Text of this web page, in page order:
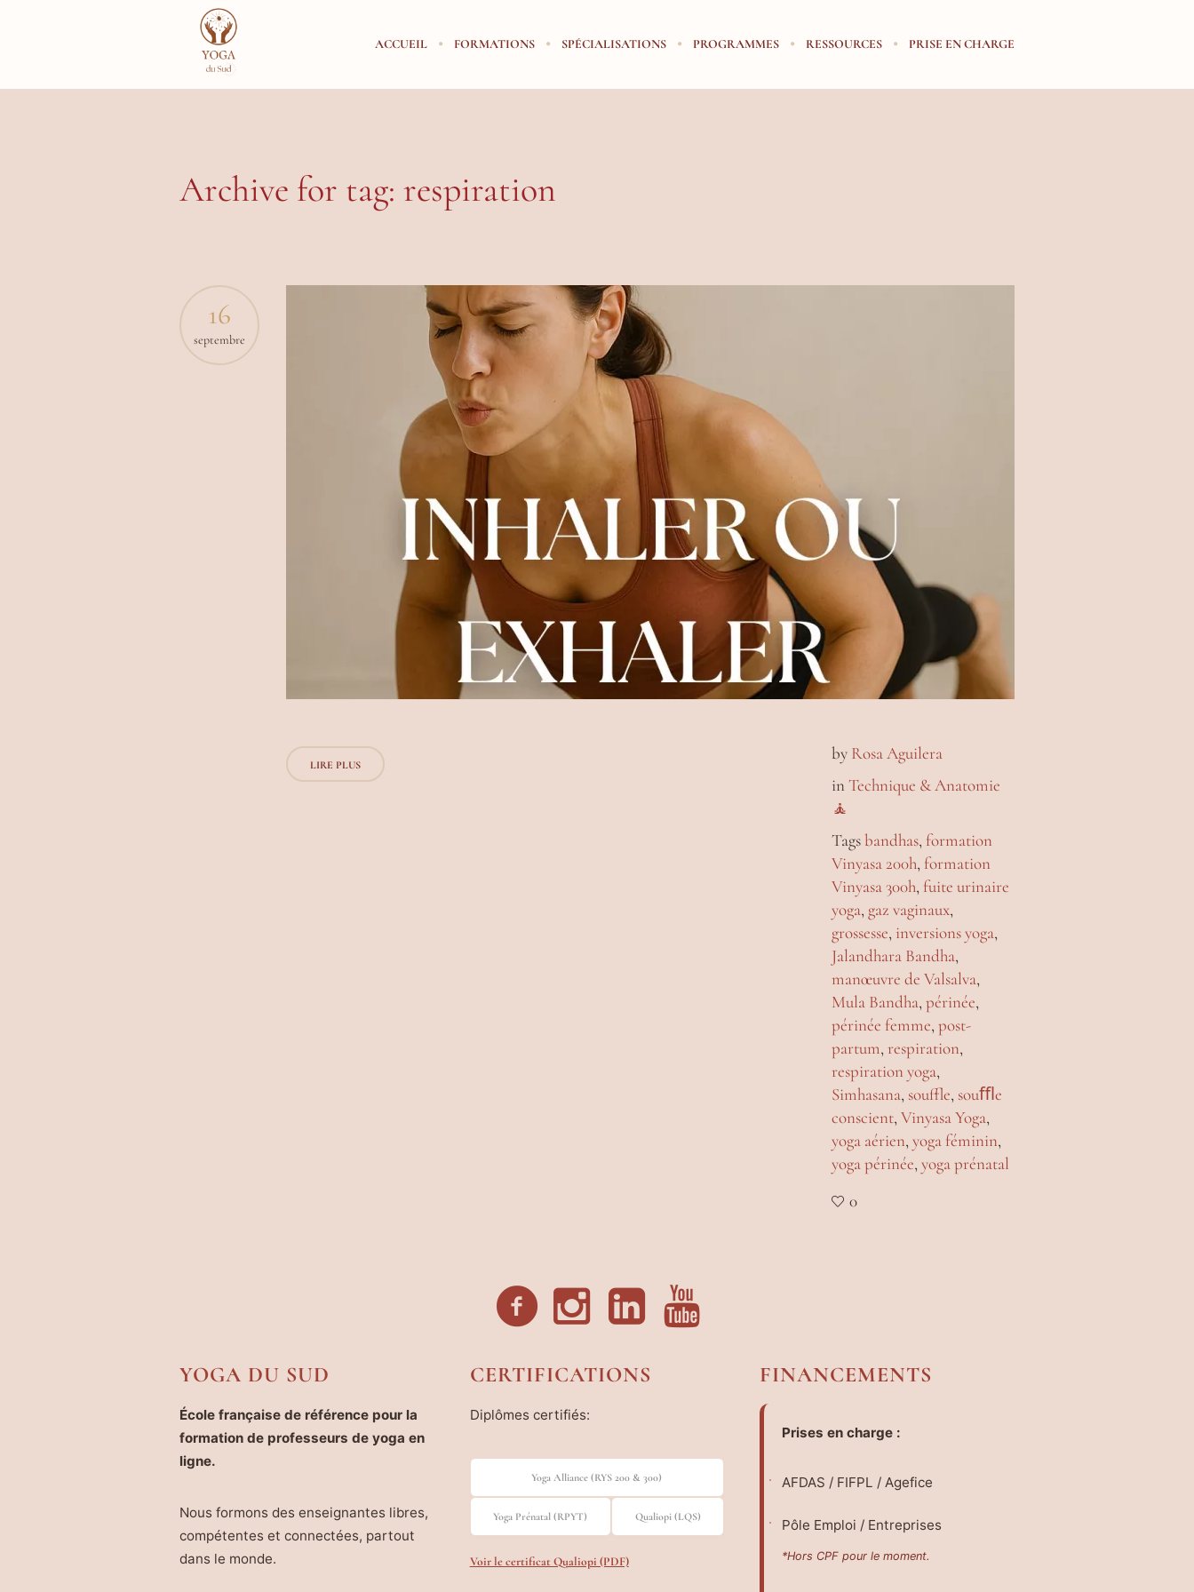
ACCUEIL FORMATIONS SPÉCIALISATIONS PROGRAMMES RESSOURCES PRISE EN CHARGE
Archive for tag: respiration
16
septembre
LIRE PLUS
by Rosa Aguilera
in Technique & Anatomie
🧘
Tagsbandhas, formation
Vinyasa 200h, formation
Vinyasa 300h, fuite urinaire
yoga, gaz vaginaux,
grossesse, inversions yoga,
Jalandhara Bandha,
manœuvre de Valsalva,
Mula Bandha, périnée,
périnée femme, post-
partum, respiration,
respiration yoga,
Simhasana, souffle, souﬄe
conscient, Vinyasa Yoga,
yoga aérien, yoga féminin,
yoga périnée, yoga prénatal
0
YOGA DU SUD
École française de référence pour la
formation de professeurs de yoga en
ligne.
Nous formons des enseignantes libres,
compétentes et connectées, partout
dans le monde.
CERTIFICATIONS
Diplômes certifiés:
Yoga Alliance (RYS 200 & 300)
Yoga Prénatal (RPYT) Qualiopi (LQS)
Voir le certificat Qualiopi (PDF)
FINANCEMENTS
Prises en charge :
AFDAS / FIFPL / Agefice
Pôle Emploi / Entreprises
*Hors CPF pour le moment.